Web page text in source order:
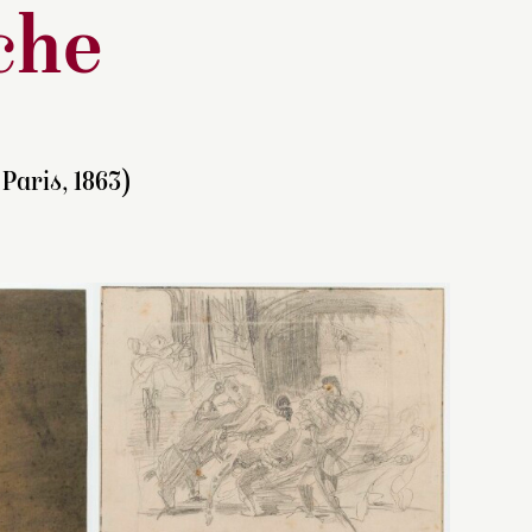
1863)
A. Sérullaz confirme qu’il ne
s’agit pas d’une œuvre de
Delacroix (communication
orale, février 2000) et
S. Laveissière confirme